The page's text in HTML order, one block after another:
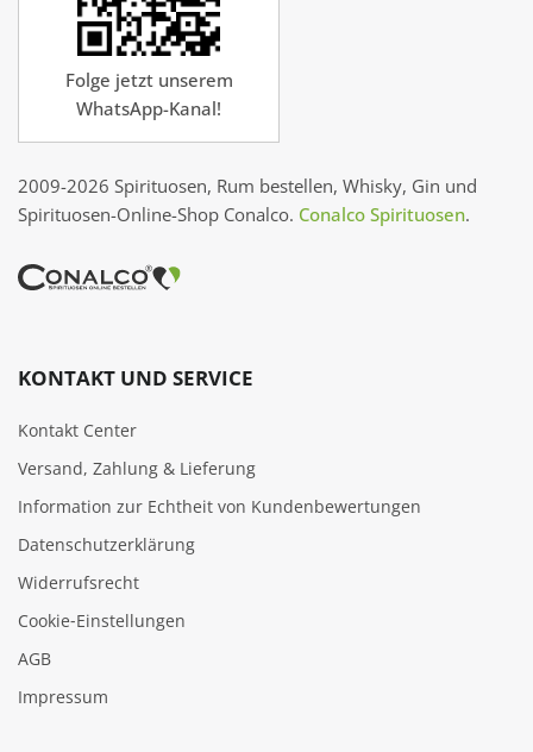
Folge jetzt unserem
WhatsApp-Kanal!
2009-2026 Spirituosen, Rum bestellen, Whisky, Gin und
Spirituosen-Online-Shop Conalco. Conalco Spirituosen.
KONTAKT UND SERVICE
Kontakt Center
Versand, Zahlung & Lieferung
Information zur Echtheit von Kundenbewertungen
Datenschutzerklärung
Widerrufsrecht
Cookie‑Einstellungen
AGB
Impressum